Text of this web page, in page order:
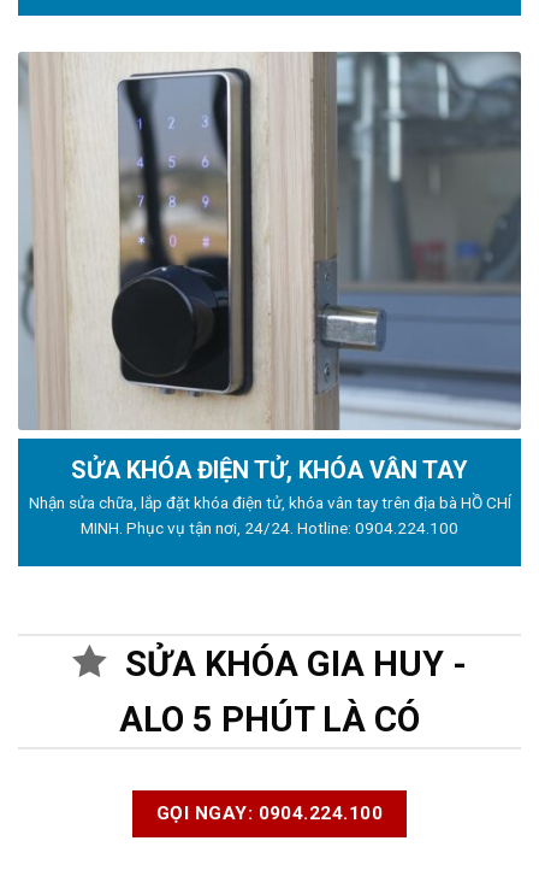
SỬA KHÓA ĐIỆN TỬ, KHÓA VÂN TAY
Nhận sửa chữa, lắp đặt khóa điện tử, khóa vân tay trên địa bà HỒ CHÍ
MINH. Phục vụ tận nơi, 24/24. Hotline: 0904.224.100
SỬA KHÓA GIA HUY -
ALO 5 PHÚT LÀ CÓ
GỌI NGAY: 0904.224.100